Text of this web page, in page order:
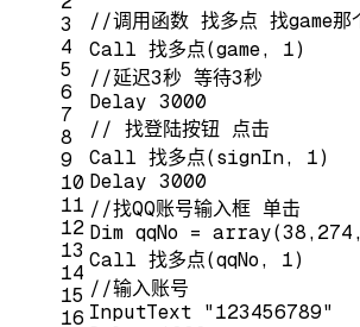
3
4
5
6
7
8
9
10
11
12
13
14
15
16
//调用函数 找多点 找game那
Call 找多点(game, 1)
//延迟3秒 等待3秒
Delay 3000
// 找登陆按钮 点击
Call 找多点(signIn, 1)
Delay 3000
//找QQ账号输入框 单击
Dim qqNo =
Call 找多点(qqNo, 1)
//输入账号
InputText "123456789"